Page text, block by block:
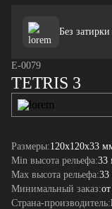
Без
E-0079
TETRIS 3
Размеры:120x120x33
Min высота рельефа:33
Max высота рельефа:
Минимальный заказ:
Страна-производитель: